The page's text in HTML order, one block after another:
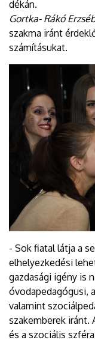
dékán.
Gortka- Rákó
szakma iránt
számításukat.
- Sok fiatal látja a
elhelyezkedési
gazdasági igény is
óvodapedagógusi,
valamint
szakemberek iránt.
és a szociális